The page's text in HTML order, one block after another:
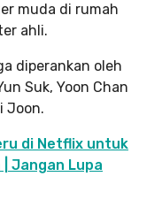
muda di rumah
ahli.
diperankan oleh
Suk, Yoon Chan
Joon.
di Netflix untuk
Jangan Lupa